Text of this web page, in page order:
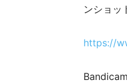
ンショッ
https://